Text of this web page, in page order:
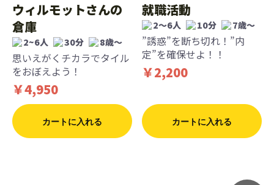
ウィルモットさんの
倉庫
2~6人 30分 8歳〜
思いえがくチカラでタイル
をおぼえよう！
￥4,950
カートに入れる
就職活動
2〜6人 10分 7歳〜
”誘惑”を断ち切れ！”内
定”を確保せよ！！
￥2,200
カートに入れる